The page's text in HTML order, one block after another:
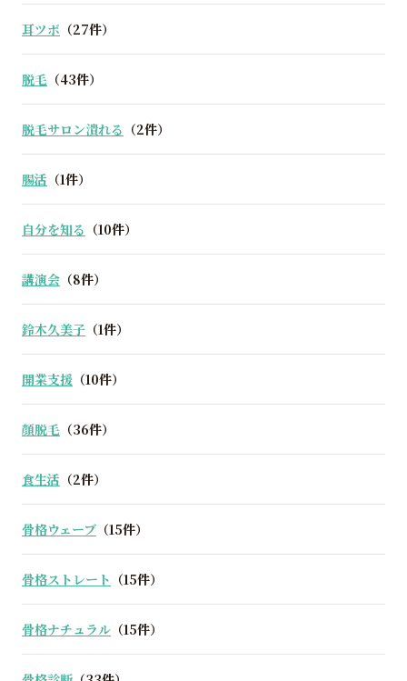
耳ツボ （27件）
脱毛 （43件）
脱毛サロン潰れる （2件）
腸活 （1件）
自分を知る （10件）
講演会 （8件）
鈴木久美子 （1件）
開業支援 （10件）
顔脱毛 （36件）
食生活 （2件）
骨格ウェーブ （15件）
骨格ストレート （15件）
骨格ナチュラル （15件）